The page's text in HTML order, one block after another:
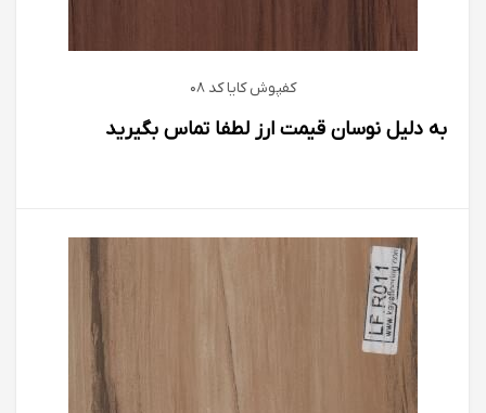
کفپوش كايا كد 08
به دلیل نوسان قیمت ارز لطفا تماس بگیرید